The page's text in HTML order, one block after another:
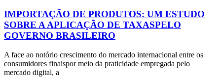
IMPORTAÇÃO DE PRODUTOS: UM ESTUDO
SOBRE A APLICAÇÃO DE TAXASPELO
GOVERNO BRASILEIRO
A face ao notório crescimento do mercado internacional entre os
consumidores finaispor meio da praticidade empregada pelo
mercado digital, a